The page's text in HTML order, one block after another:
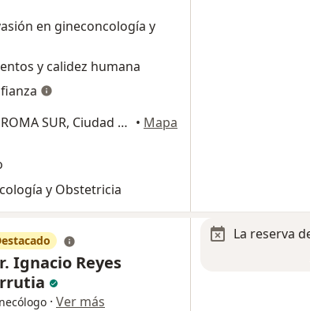
en gineconcología y
y calidez humana
ANAHUAC 61. COL. ROMA SUR, Ciudad de México • Mapa
y Obstetricia
Ignacio Reyes
· Ver más
La reserva